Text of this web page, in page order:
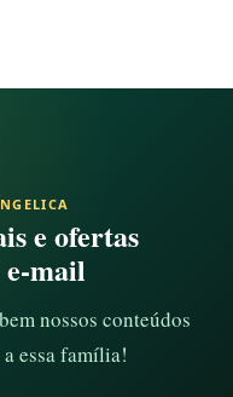
e ofertas
mail
nossos conteúdos
essa família!